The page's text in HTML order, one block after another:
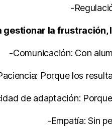
-
gestionar la
-Comunicación: Con
Porque los
de adaptación:
-Empatía: Sin